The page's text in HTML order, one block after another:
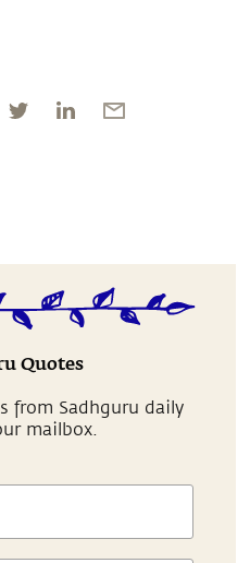
Quotes
from Sadhguru daily
mailbox.